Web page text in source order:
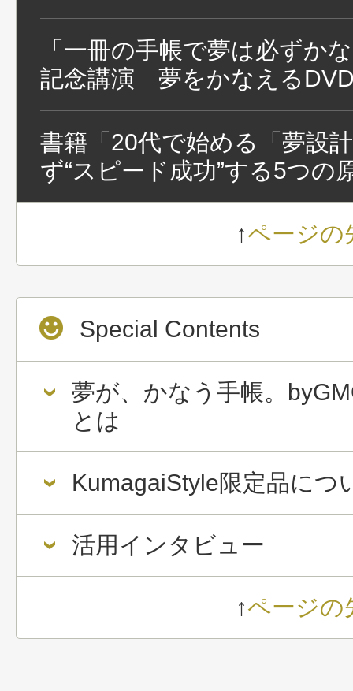
「一冊の手帳で夢は必ずか
記念講演 夢をかなえる
書籍「20代で始める「夢設
ず“スピード成功”する5つの
↑ページの
Special Contents
夢が、かなう手帳。
とは
KumagaiStyle限定品につ
活用インタビュー
↑ページの